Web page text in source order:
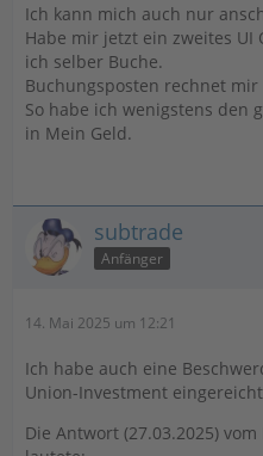
Ich kann mich auch nur
Habe mir jetzt ein zweites
ich selber Buche.
Buchungsposten rechnet
So habe ich wenigstens den
in Mein Geld.
subtrade
Anfänger
14. Mai 2025 um 12:21
Ich habe auch eine
Union-Investment
Die Antwort (27.03.2025)